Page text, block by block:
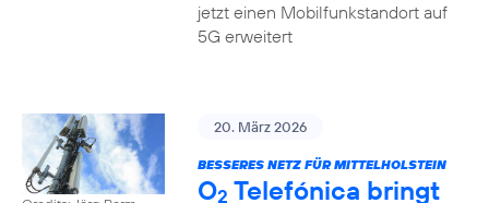
jetzt einen Mobilfunkstandort auf
5G erweitert
20. März 2026
BESSERES NETZ FÜR MITTELHOLSTEIN
O2 Telefónica bringt